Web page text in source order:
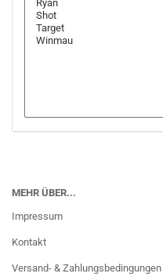
MEHR ÜBER...
Impressum
Kontakt
Versand- & Zahlungsbedingungen